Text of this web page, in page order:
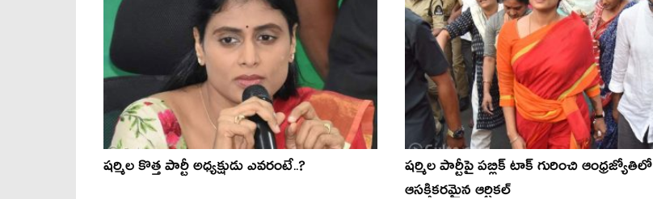
షర్మిల కొత్త పార్టీ అధ్యక్షుడు ఎవరంటే..?
షర్మిల పార్టీపై పబ్లిక్ టాక్ గురించి ఆంధ్రజ్యోతిలో
ఆసక్తికరమైన ఆర్టికల్